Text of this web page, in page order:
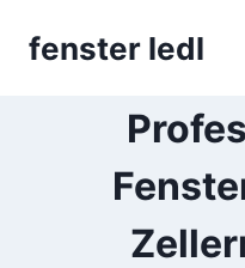
fenster ledl